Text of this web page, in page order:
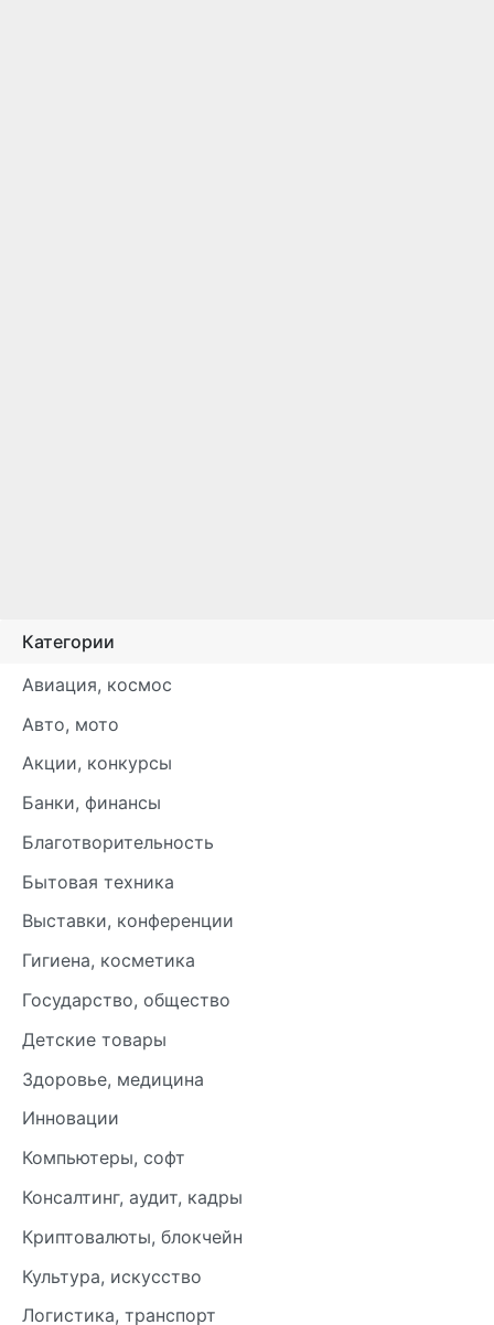
Категории
Авиация, космос
Авто, мото
Акции, конкурсы
Банки, финансы
Благотворительность
Бытовая техника
Выставки, конференции
Гигиена, косметика
Государство, общество
Детские товары
Здоровье, медицина
Инновации
Компьютеры, софт
Консалтинг, аудит, кадры
Криптовалюты, блокчейн
Культура, искусство
Логистика, транспорт